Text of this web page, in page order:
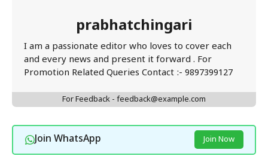
prabhatchingari
I am a passionate editor who loves to cover each
and every news and present it forward . For
Promotion Related Queries Contact :- 9897399127
For Feedback - feedback@example.com
Join WhatsApp Join Now